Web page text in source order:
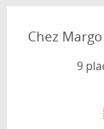
Chez Margo
9